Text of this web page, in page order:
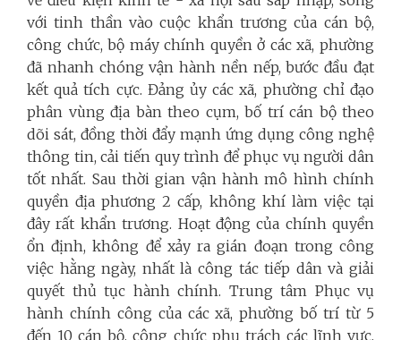
với tinh thần vào cuộc khẩn trương của cán bộ,
công chức, bộ máy chính quyền ở các xã, phường
đã nhanh chóng vận hành nền nếp, bước đầu đạt
kết quả tích cực. Đảng ủy các xã, phường chỉ đạo
phân vùng địa bàn theo cụm, bố trí cán bộ theo
dõi sát, đồng thời đẩy mạnh ứng dụng công nghệ
thông tin, cải tiến quy trình để phục vụ người dân
tốt nhất. Sau thời gian vận hành mô hình chính
quyền địa phương 2 cấp, không khí làm việc tại
đây rất khẩn trương. Hoạt động của chính quyền
ổn định, không để xảy ra gián đoạn trong công
việc hằng ngày, nhất là công tác tiếp dân và giải
quyết thủ tục hành chính. Trung tâm Phục vụ
hành chính công của các xã, phường bố trí từ 5
đến 10 cán bộ, công chức phụ trách các lĩnh vực,